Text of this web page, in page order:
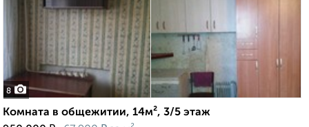
8
Комната в общежитии, 14м², 3/5 этаж